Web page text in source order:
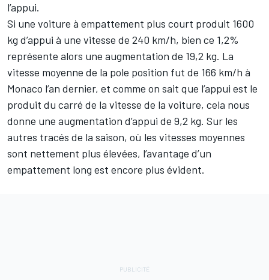
l’appui.
Si une voiture à empattement plus court produit 1600
kg d’appui à une vitesse de 240 km/h, bien ce 1,2%
représente alors une augmentation de 19,2 kg. La
vitesse moyenne de la pole position fut de 166 km/h à
Monaco l’an dernier, et comme on sait que l’appui est le
produit du carré de la vitesse de la voiture, cela nous
donne une augmentation d’appui de 9,2 kg. Sur les
autres tracés de la saison, où les vitesses moyennes
sont nettement plus élevées, l’avantage d’un
empattement long est encore plus évident.